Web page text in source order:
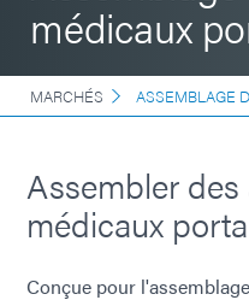
médicaux
MARCHÉS ASSEMBLAGE
Assembler
médicaux
Conçue pour